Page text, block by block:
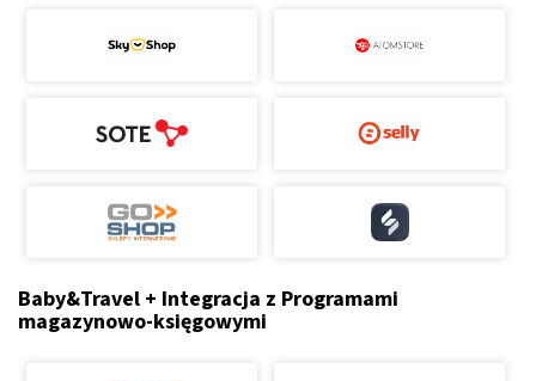
Baby&Travel + Integracja z Programami
magazynowo-księgowymi